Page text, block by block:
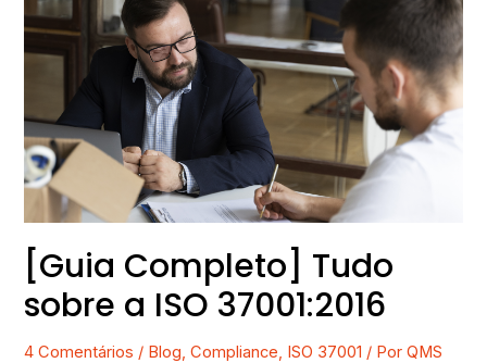
[Guia Completo] Tudo
sobre a ISO 37001:2016
4 Comentários / Blog,Compliance, ISO 37001 / PorQMS
Completo]
Tudo
ISO
37001:2016